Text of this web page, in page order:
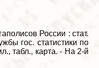
России : стат.
гос. статистики по
табл., карта. - На 2-й